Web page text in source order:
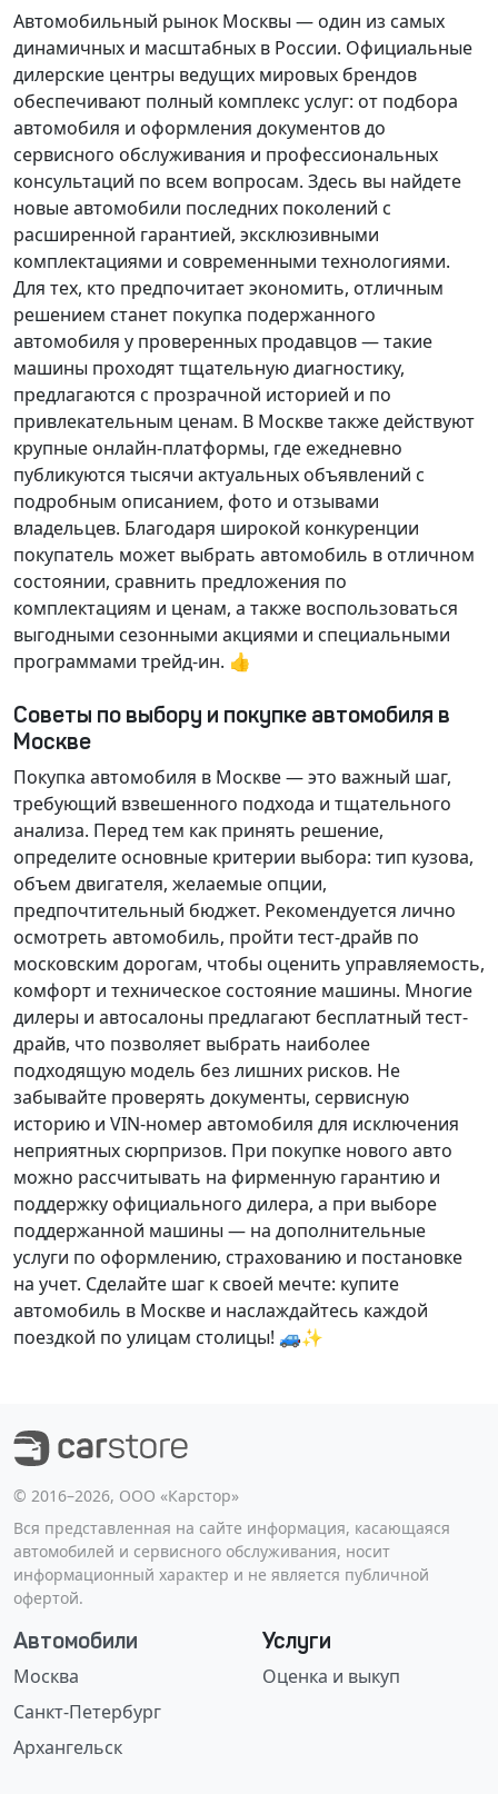
Автомобильный рынок Москвы — один из самых
динамичных и масштабных в России. Официальные
дилерские центры ведущих мировых брендов
обеспечивают полный комплекс услуг: от подбора
автомобиля и оформления документов до
сервисного обслуживания и профессиональных
консультаций по всем вопросам. Здесь вы найдете
новые автомобили последних поколений с
расширенной гарантией, эксклюзивными
комплектациями и современными технологиями.
Для тех, кто предпочитает экономить, отличным
решением станет покупка подержанного
автомобиля у проверенных продавцов — такие
машины проходят тщательную диагностику,
предлагаются с прозрачной историей и по
привлекательным ценам. В Москве также действуют
крупные онлайн-платформы, где ежедневно
публикуются тысячи актуальных объявлений с
подробным описанием, фото и отзывами
владельцев. Благодаря широкой конкуренции
покупатель может выбрать автомобиль в отличном
состоянии, сравнить предложения по
комплектациям и ценам, а также воспользоваться
выгодными сезонными акциями и специальными
программами трейд-ин. 👍
Советы по выбору и покупке автомобиля в
Москве
Покупка автомобиля в Москве — это важный шаг,
требующий взвешенного подхода и тщательного
анализа. Перед тем как принять решение,
определите основные критерии выбора: тип кузова,
объем двигателя, желаемые опции,
предпочтительный бюджет. Рекомендуется лично
осмотреть автомобиль, пройти тест-драйв по
московским дорогам, чтобы оценить управляемость,
комфорт и техническое состояние машины. Многие
дилеры и автосалоны предлагают бесплатный тест-
драйв, что позволяет выбрать наиболее
подходящую модель без лишних рисков. Не
забывайте проверять документы, сервисную
историю и VIN-номер автомобиля для исключения
неприятных сюрпризов. При покупке нового авто
можно рассчитывать на фирменную гарантию и
поддержку официального дилера, а при выборе
поддержанной машины — на дополнительные
услуги по оформлению, страхованию и постановке
на учет. Сделайте шаг к своей мечте: купите
автомобиль в Москве и наслаждайтесь каждой
поездкой по улицам столицы! 🚙✨
©️ 2016–2026, ООО «Карстор»
Вся представленная на сайте информация, касающаяся
автомобилей и сервисного обслуживания, носит
информационный характер и не является публичной
офертой.
Автомобили
Москва
Санкт-Петербург
Архангельск
Услуги
Оценка и выкуп